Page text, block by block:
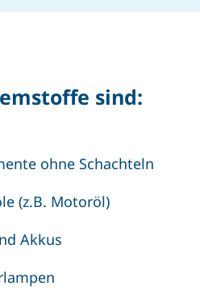
sind:
ohne Schachteln
(z.B. Motoröl)
Akkus